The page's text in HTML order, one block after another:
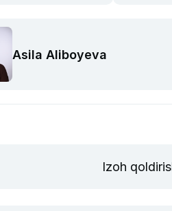
Asila Aliboyeva
Izoh